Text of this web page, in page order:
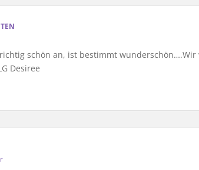
schön an, ist bestimmt
Desiree